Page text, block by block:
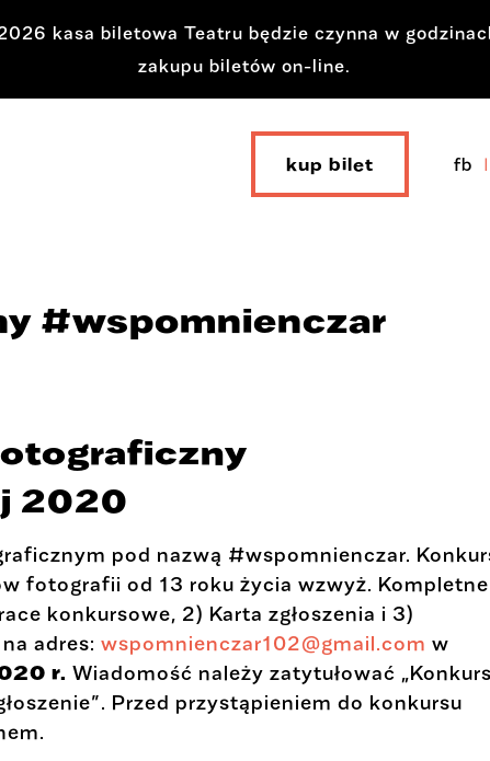
kasa biletowa Teatru będzie czynna w
zakupu biletów on-line.
kup bilet fb
#wspomnienczar
2020
pod nazwą #wspomnienczar.
fotografii od 13 roku życia wzwyż. Kompletne
konkursowe, 2) Karta zgłoszenia i 3)
na adres:wspomnienczar102@gmail.com w
r. Wiadomość należy zatytułować
Przed przystąpieniem do konkursu